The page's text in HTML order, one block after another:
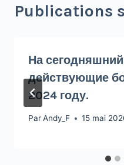
Publications
На
действующие
2024 году.
ParAndy_F 15 mai